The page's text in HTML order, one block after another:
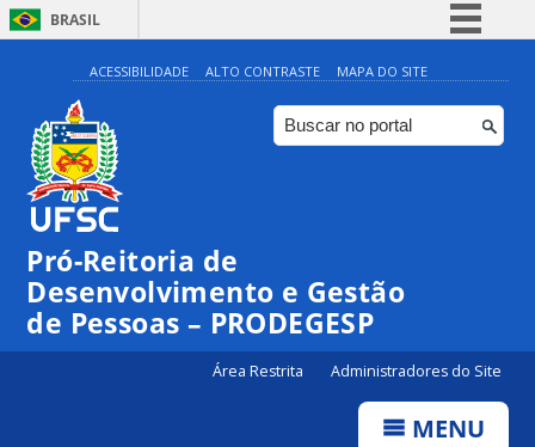
BRASIL
Simplifique!
Comunica BR
Participe
ACESSIBILIDADE ALTO CONTRASTE MAPA DO SITE
Pró-Reitoria de
Desenvolvimento e Gestão
de Pessoas – PRODEGESP
Área Restrita Administradores do Site
MENU